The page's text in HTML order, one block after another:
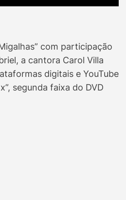
com participação
a cantora Carol Villa
digitais e YouTube
segunda faixa do DVD